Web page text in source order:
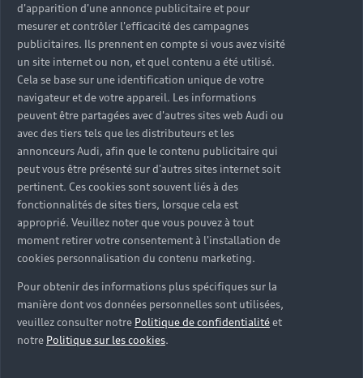
d'apparition d'une annonce publicitaire et pour
mesurer et contrôler l'efficacité des campagnes
publicitaires. Ils prennent en compte si vous avez visité
un site internet ou non, et quel contenu a été utilisé.
Cela se base sur une identification unique de votre
navigateur et de votre appareil. Les informations
peuvent être partagées avec d'autres sites web Audi ou
avec des tiers tels que les distributeurs et les
annonceurs Audi, afin que le contenu publicitaire qui
peut vous être présenté sur d'autres sites internet soit
pertinent. Ces cookies sont souvent liés à des
fonctionnalités de sites tiers, lorsque cela est
approprié. Veuillez noter que vous pouvez à tout
moment retirer votre consentement à l'installation de
cookies personnalisation du contenu marketing.
Pour obtenir des informations plus spécifiques sur la
manière dont vos données personnelles sont utilisées,
veuillez consulter notre Politique de confidentialitéet
notre Politique sur les cookies.